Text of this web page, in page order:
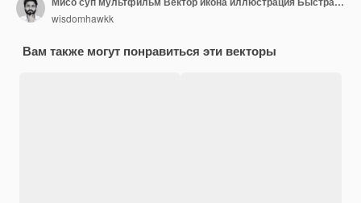
wisdomhawkk
Вам также могут понравиться эти векторы